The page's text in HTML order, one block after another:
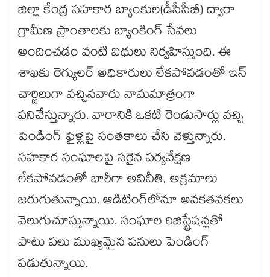
జిల్లా కేంద్ర సహకార బ్యాంకుల(డీసీసీబీ) ద్వారా
గ్రామీణ ప్రాంతాలకు బ్యాంకింగ్ సేవలు
అందించడం వంటి విధులు నిర్వహిస్తుంది. ఈ
శాఖకు రెగ్యులర్ ​అధికారులు లేకపోవడంతో ఇన్​
చార్జిలుగా వచ్చినవారు నామమాత్రంగా
పనిచేస్తున్నారు. వారానికి ఒకటి రెండుసార్లు వచ్చి
పెండింగ్​ ఫైళ్లపై సంతకాలు చేసి వెళ్తున్నారు.
సహకార సంఘాలపై సరైన పర్యవేక్షణ
లేకపోవడంతో భారీగా అవినీతి, అక్రమాలు
జరుగుతున్నాయి. ఆడిటింగ్​లోనూ అవకతవకలు
వెలుగుచూస్తున్నాయి. సంఘాల రిజిస్ట్రేషన్లతో
పాటు పలు ముఖ్యమైన పనులు పెండింగ్​
పడుతున్నాయి.